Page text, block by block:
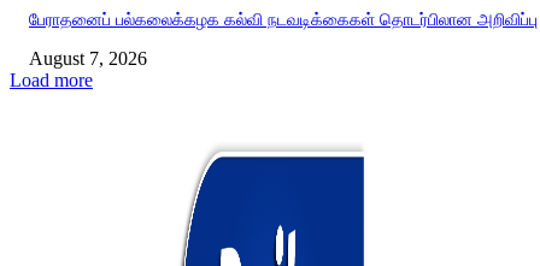
பேராதனைப் பல்கலைக்கழக கல்வி நடவடிக்கைகள் தொடர்பிலான அறிவிப்பு
August 7, 2026
Load more